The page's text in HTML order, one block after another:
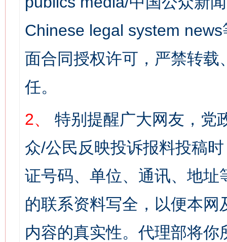
Chinese legal system
面合同授权许可，严禁转
任。
2、
特别提醒广大网友，党
众/公民反映投诉报料投稿
证号码、单位、通讯、地
的联系资料写全，以便本
内容的真实性。代理部将